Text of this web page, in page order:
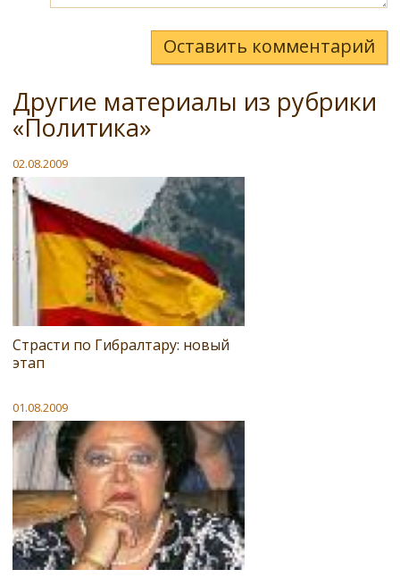
Оставить комментарий
Другие материалы из рубрики
«Политика»
02.08.2009
Страсти по Гибралтару: новый
этап
01.08.2009